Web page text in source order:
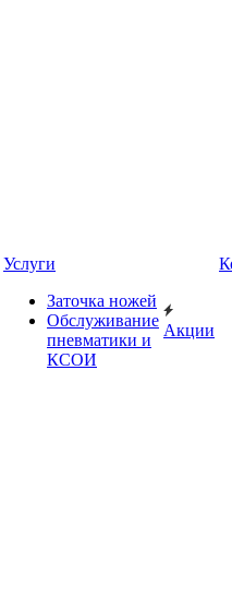
Услуги
Заточка ножей
Обслуживание
пневматики и
КСОИ
Акции